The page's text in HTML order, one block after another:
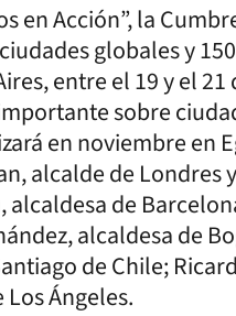
en Acción”, la
globales y
entre el 19 y el
sobre
en noviembre
alcalde de Londres
alcaldesa de
alcaldesa de
de Chile;
Ángeles.